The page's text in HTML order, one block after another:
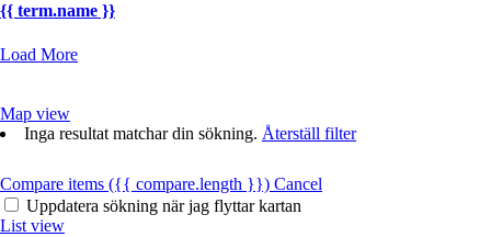
{{ term.name }}
Load More
Map view
Inga resultat matchar din sökning. Återställ filter
Compare items ({{ compare.length }}) Cancel
Uppdatera sökning när jag flyttar kartan
List view